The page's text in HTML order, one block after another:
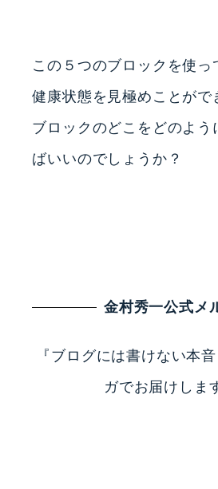
この５つのブロックを使っ
健康状態を見極めことがで
ブロックのどこをどのよう
ばいいのでしょうか？
金村秀一公式メ
『ブログには書けない本
ガでお届けしま